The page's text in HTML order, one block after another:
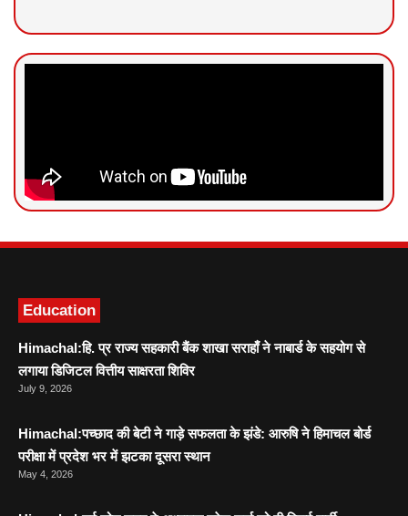
Education
Himachal:हि. प्र राज्य सहकारी बैंक शाखा सराहाँ ने नाबार्ड के सहयोग से
लगाया डिजिटल वित्तीय साक्षरता शिविर
July 9, 2026
Himachal:पच्छाद की बेटी ने गाड़े सफलता के झंडे: आरुषि ने हिमाचल बोर्ड
परीक्षा में प्रदेश भर में झटका दूसरा स्थान
May 4, 2026